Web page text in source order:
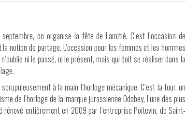
on organise la fête de l’amitié. C’est l’occasion de
notion de partage. L’occasion pour les femmes et les hommes
ni le passé, ni le présent, mais qui doit se réaliser dans la
à la main l’horloge mécanique. C’est la tour, un
de l’horloge de la marque jurassienne Odobey, l’une des plus
entièrement en 2009 par l’entreprise Poitevin, de Saint-